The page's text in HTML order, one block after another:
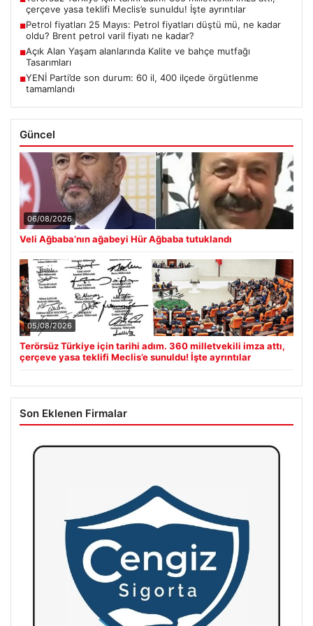
çerçeve yasa teklifi Meclis’e sunuldu! İşte ayrıntılar
■Petrol fiyatları 25 Mayıs: Petrol fiyatları düştü mü, ne kadar
oldu? Brent petrol varil fiyatı ne kadar?
■Açık Alan Yaşam alanlarında Kalite ve bahçe mutfağı
Tasarımları
■YENİ Parti’de son durum: 60 il, 400 ilçede örgütlenme
tamamlandı
Güncel
06/08/2026
Veli Ağbaba’nın ağabeyi Hür Ağbaba tutuklandı
05/08/2026
Terörsüz Türkiye için tarihi adım. 360 milletvekili imza attı,
çerçeve yasa teklifi Meclis’e sunuldu! İşte ayrıntılar
Son Eklenen Firmalar